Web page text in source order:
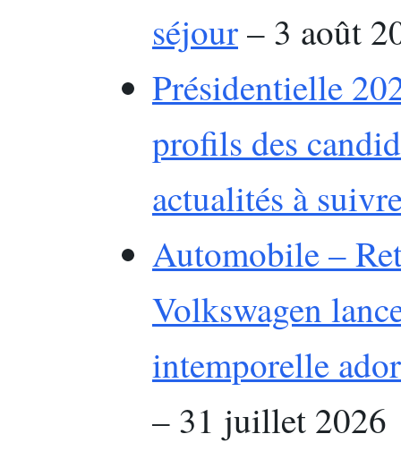
séjour– 3 août
Présidentielle
profils des
actualités à
Automobile –
Volkswagen
intemporelle
– 31 juillet 2026